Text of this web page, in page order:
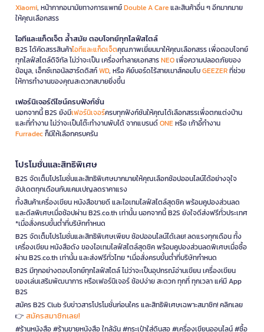
Xiaomi, หน้ากากอนามัยทางการแพทย์Double A Careและสินค้าอื่น ๆ อีกมากมาย
ให้คุณเลือกสรร
ไอทีและแก็ดเจ็ต ล้ำสมัย ตอบโจทย์ทุกไลฟ์สไตล์
B2S ได้คัดสรรสินค้าไอทีและแก็ดเจ็ตคุณภาพเยี่ยมมาให้คุณเลือกสรร เพื่อตอบโจทย์
ทุกไลฟ์สไตล์ดิจิทัล ไม่ว่าจะเป็น เครื่องทำลายเอกสารNEOเพื่อความปลอดภัยของ
ข้อมูล, เอ็กซ์เทอนัลฮาร์ดดิสก์WD, หรือ คีย์บอร์ดไร้สายเมาส์คอมโบGEEZERที่ช่วย
ให้การทำงานของคุณสะดวกสบายยิ่งขึ้น
เฟอร์นิเจอร์ดีไซน์ครบฟังก์ชั่น
นอกจากนี้ B2S ยังมีเฟอร์นิเจอร์ครบทุกฟังก์ชันให้คุณได้เลือกสรรเพื่อตกแต่งบ้าน
และที่ทำงาน ไม่ว่าจะเป็นโต๊ะทำงานพับได้ จากแบรนด์ONEหรือ เก้าอี้ทำงาน
Furradecก็มีให้เลือกครบครัน
โปรโมชั่นและสิทธิพิเศษ
B2S จัดเต็มโปรโมชั่นและสิทธิพิเศษมากมายให้คุณเลือกช้อปออนไลน์ได้อย่างจุใจ
อัปเดตทุกเดือนกับแคมเปญลดราคาแรง
ทั้งสินค้าเครื่องเขียน หนังสือขายดี และไอเทมไลฟ์สไตล์สุดชิค พร้อมคูปองส่วนลด
และดีลพิเศษเมื่อช้อปผ่าน B2S.co.th เท่านั้น นอกจากนี้ B2S ยังใจดีส่งฟรีทั่วประเทศ
*เมื่อสั่งครบขั้นต่ำที่บริษัทกำหนด
B2S จัดเต็มโปรโมชั่นและสิทธิพิเศษเพียบ ช้อปออนไลน์ได้เลย! ลดแรงทุกเดือน ทั้ง
เครื่องเขียน หนังสือดัง ของไอเทมไลฟ์สไตล์สุดชิค พร้อมคูปองส่วนลดพิเศษเมื่อซื้อ
ผ่าน B2S.co.th เท่านั้น และส่งฟรีทั่วไทย *เมื่อสั่งครบขั้นต่ำที่บริษัทกำหนด
B2S มีทุกอย่างตอบโจทย์ทุกไลฟ์สไตล์ ไม่ว่าจะเป็นอุปกรณ์อ่านเขียน เครื่องเขียน
ของเล่นเสริมพัฒนาการ หรือเฟอร์นิเจอร์ ช้อปง่าย สะดวก ทุกที่ ทุกเวลา แค่มี App
B2S
สมัคร B2S Club รับข่าวสารโปรโมชั่นก่อนใคร และสิทธิพิเศษเฉพาะสมาชิก! คลิกเลย
👉 สมัครสมาชิกเลย!
#ร้านหนังสือ #ร้านขายหนังสือ ใกล้ฉัน #กระเป๋าใส่ดินสอ #เครื่องเขียนออนไลน์ #ซื้อ